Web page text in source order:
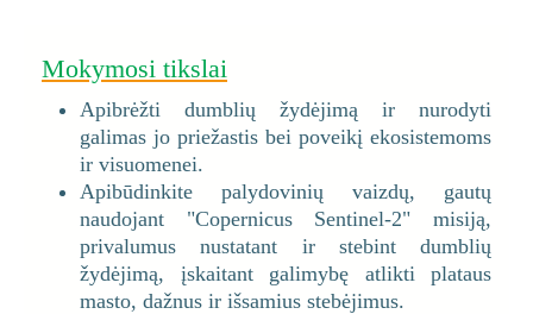
Mokymosi tikslai
Apibrėžti dumblių žydėjimą ir nurodyti
galimas jo priežastis bei poveikį ekosistemoms
ir visuomenei.
Apibūdinkite palydovinių vaizdų, gautų
naudojant "Copernicus Sentinel-2" misiją,
privalumus nustatant ir stebint dumblių
žydėjimą, įskaitant galimybę atlikti plataus
masto, dažnus ir išsamius stebėjimus.